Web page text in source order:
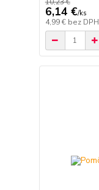
10,23 €
6,14 €/ks
4,99 € bez DPH